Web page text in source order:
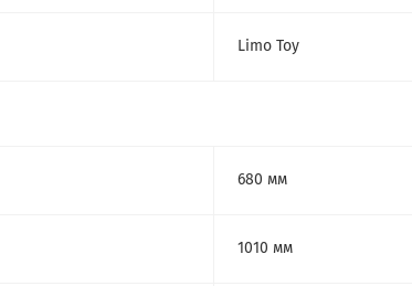
Limo Toy
680 мм
1010 мм